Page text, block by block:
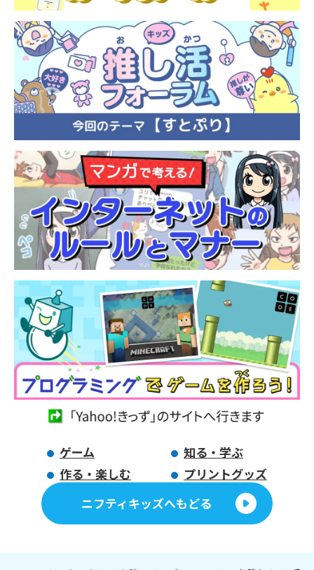
ゲーム
知る・学ぶ
作る・楽しむ
プリントグッズ
ニフティキッズへもどる